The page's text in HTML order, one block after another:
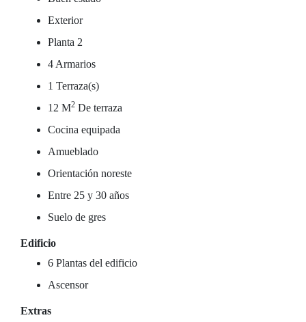
Exterior
Planta 2
4 Armarios
1 Terraza(s)
12 M2 De terraza
Cocina equipada
Amueblado
Orientación noreste
Entre 25 y 30 años
Suelo de gres
Edificio
6 Plantas del edificio
Ascensor
Extras